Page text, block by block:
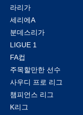
라리가
세리에A
분데스리가
LIGUE 1
FA컵
주목할만한 선수
사우디 프로 리그
챔피언스 리그
K리그